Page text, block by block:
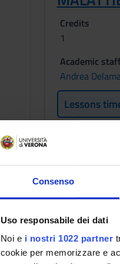
Consenso
Uso responsabile dei dati
Noi e i nostri 1022 partner
cookie per memorizzare e
Credits
1
Academic staff
Andrea
Lessons
Learning
L’insegnamento
individuali che
conoscenze
relative alla
conoscenze
patologie infettive